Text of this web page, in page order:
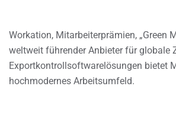
Workation, Mitarbeiterprämien, „Green
weltweit führender Anbieter für globale
Exportkontrollsoftwarelösungen bietet
hochmodernes Arbeitsumfeld.